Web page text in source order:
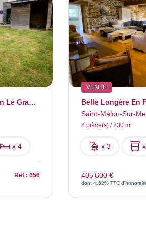
Saint Péran 5 Min De Plélan Le Grand Et 10 Min De Montfort S
x 4
Ref : 656
VENTE
Saint-Malon-Sur-
8 pièce(s) / 230 m²
x 3
405 600 €
dont 4.62% TTC